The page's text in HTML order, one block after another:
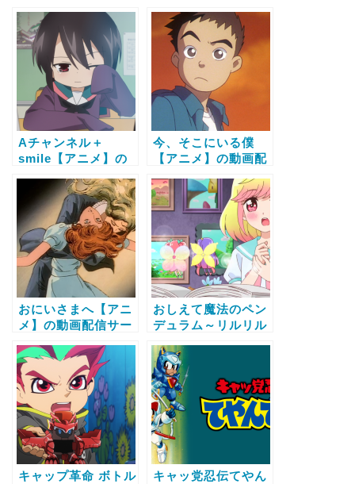
と無料で全話視聴す
る方法
ニメ】の動画配信サ
ービス比較と無料で
全話視聴する方法
Aチャンネル＋
smile【アニメ】の
較と無料で全話視聴
する方法
今、そこにいる僕
【アニメ】の動画配
料で全話視聴する方
法
おにいさまへ【アニ
メ】の動画配信サー
話視聴する方法
おしえて魔法のペン
デュラム～リルリル
メ】の動画配信サー
ビス比較と無料で全
話視聴する方法
キャップ革命 ボトル
キャッ党忍伝てやん